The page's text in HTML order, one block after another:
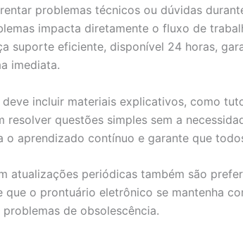
problemas técnicos ou dúvidas
impacta diretamente o fluxo de
suporte eficiente, disponível 24 horas,
imediata.
incluir materiais explicativos, como
resolver questões simples sem a
aprendizado contínuo e garante que
atualizações periódicas também são
que o prontuário eletrônico se mantenha
de obsolescência.